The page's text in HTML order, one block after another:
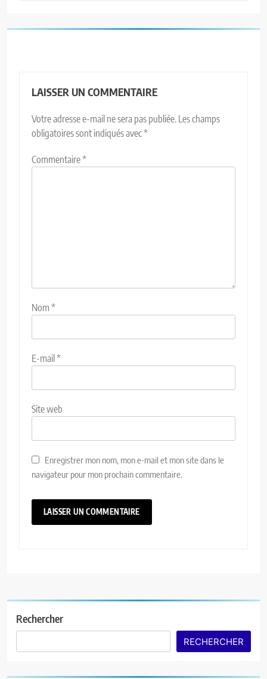
LAISSER UN COMMENTAIRE
Votre adresse e-mail ne sera pas publiée. Les champs
obligatoires sont indiqués avec*
Commentaire*
Nom *
E-mail *
Site web
Enregistrer mon nom, mon e-mail et mon site dans le
navigateur pour mon prochain commentaire.
Rechercher
RECHERCHER